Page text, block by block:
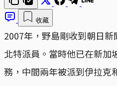
收藏
2007年，野島剛收到朝日
北特派員。當時他已在新加
務，中間兩年被派到伊拉克